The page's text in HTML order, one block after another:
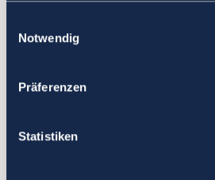
Notwendig
Präferenzen
Statistiken